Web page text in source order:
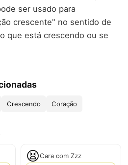
ser usado para
crescente" no sentido de
que está crescendo ou se
Crescendo Coração
😫Cara com Zzz